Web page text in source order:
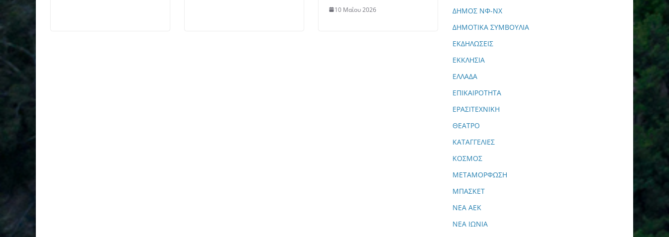
10 Μαΐου 2026
ΔΗΜΟΣ ΝΦ-ΝΧ
ΔΗΜΟΤΙΚΑ ΣΥΜΒΟΥΛΙΑ
ΕΚΔΗΛΩΣΕΙΣ
ΕΚΚΛΗΣΙΑ
ΕΛΛΑΔΑ
ΕΠΙΚΑΙΡΟΤΗΤΑ
ΕΡΑΣΙΤΕΧΝΙΚΗ
ΘΕΑΤΡΟ
ΚΑΤΑΓΓΕΛΙΕΣ
ΚΟΣΜΟΣ
ΜΕΤΑΜΟΡΦΩΣΗ
ΜΠΑΣΚΕΤ
ΝΕΑ ΑΕΚ
ΝΕΑ ΙΩΝΙΑ